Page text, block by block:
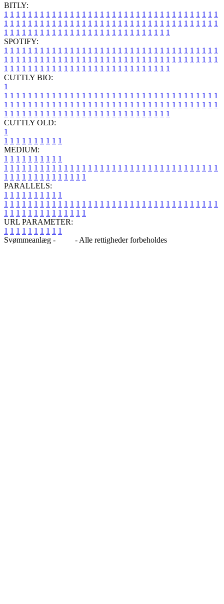
BITLY:
1 1 1 1 1 1 1 1 1 1 1 1 1 1 1 1 1 1 1 1 1 1 1 1 1 1 1 1 1 1 1 1 1 1 1 1
1 1 1 1 1 1 1 1 1 1 1 1 1 1 1 1 1 1 1 1 1 1 1 1 1 1 1 1 1 1 1 1 1 1 1 1
1 1 1 1 1 1 1 1 1 1 1 1 1 1 1 1 1 1 1 1 1 1 1 1 1 1 1 1
SPOTIFY:
1 1 1 1 1 1 1 1 1 1 1 1 1 1 1 1 1 1 1 1 1 1 1 1 1 1 1 1 1 1 1 1 1 1 1 1
1 1 1 1 1 1 1 1 1 1 1 1 1 1 1 1 1 1 1 1 1 1 1 1 1 1 1 1 1 1 1 1 1 1 1 1
1 1 1 1 1 1 1 1 1 1 1 1 1 1 1 1 1 1 1 1 1 1 1 1 1 1 1 1
CUTTLY BIO:
1
1 1 1 1 1 1 1 1 1 1 1 1 1 1 1 1 1 1 1 1 1 1 1 1 1 1 1 1 1 1 1 1 1 1 1 1
1 1 1 1 1 1 1 1 1 1 1 1 1 1 1 1 1 1 1 1 1 1 1 1 1 1 1 1 1 1 1 1 1 1 1 1
1 1 1 1 1 1 1 1 1 1 1 1 1 1 1 1 1 1 1 1 1 1 1 1 1 1 1 1
CUTTLY OLD:
1
1 1 1 1 1 1 1 1 1 1
MEDIUM:
1 1 1 1 1 1 1 1 1 1
1 1 1 1 1 1 1 1 1 1 1 1 1 1 1 1 1 1 1 1 1 1 1 1 1 1 1 1 1 1 1 1 1 1 1 1
1 1 1 1 1 1 1 1 1 1 1 1 1 1
PARALLELS:
1 1 1 1 1 1 1 1 1 1
1 1 1 1 1 1 1 1 1 1 1 1 1 1 1 1 1 1 1 1 1 1 1 1 1 1 1 1 1 1 1 1 1 1 1 1
1 1 1 1 1 1 1 1 1 1 1 1 1 1
URL PARAMETER:
1 1 1 1 1 1 1 1 1 1
Svømmeanlæg -
- Alle rettigheder forbeholdes